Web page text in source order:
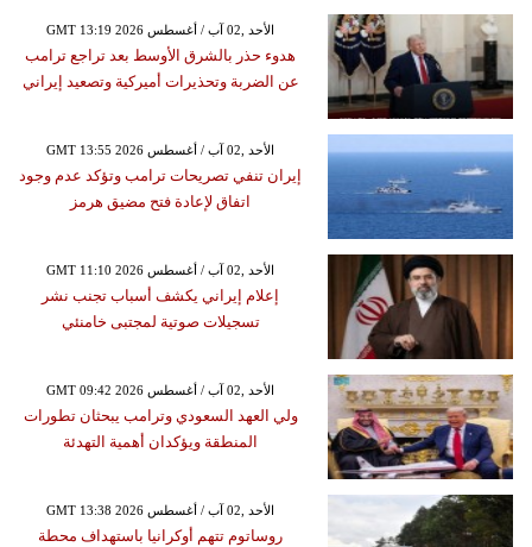
GMT 13:19 2026 الأحد ,02 آب / أغسطس
هدوء حذر بالشرق الأوسط بعد تراجع ترامب
عن الضربة وتحذيرات أميركية وتصعيد إيراني
GMT 13:55 2026 الأحد ,02 آب / أغسطس
إيران تنفي تصريحات ترامب وتؤكد عدم وجود
اتفاق لإعادة فتح مضيق هرمز
GMT 11:10 2026 الأحد ,02 آب / أغسطس
إعلام إيراني يكشف أسباب تجنب نشر
تسجيلات صوتية لمجتبى خامنئي
GMT 09:42 2026 الأحد ,02 آب / أغسطس
ولي العهد السعودي وترامب يبحثان تطورات
المنطقة ويؤكدان أهمية التهدئة
GMT 13:38 2026 الأحد ,02 آب / أغسطس
روساتوم تتهم أوكرانيا باستهداف محطة